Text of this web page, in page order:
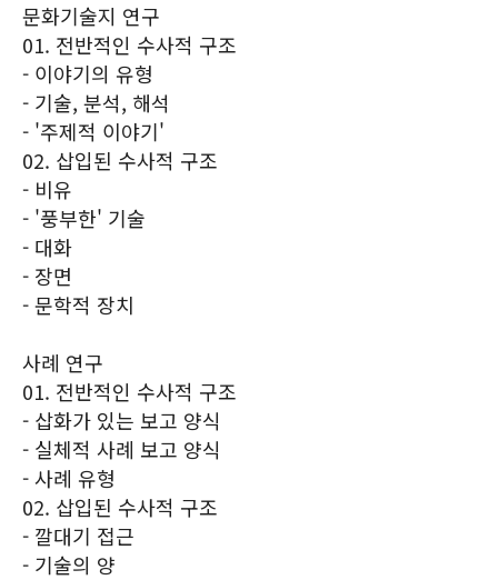
문화기술지 연구
01. 전반적인 수사적 구조
- 이야기의 유형
- 기술, 분석, 해석
- '주제적 이야기'
02. 삽입된 수사적 구조
- 비유
- '풍부한' 기술
- 대화
- 장면
- 문학적 장치
사례 연구
01. 전반적인 수사적 구조
- 삽화가 있는 보고 양식
- 실체적 사례 보고 양식
- 사례 유형
02. 삽입된 수사적 구조
- 깔대기 접근
- 기술의 양